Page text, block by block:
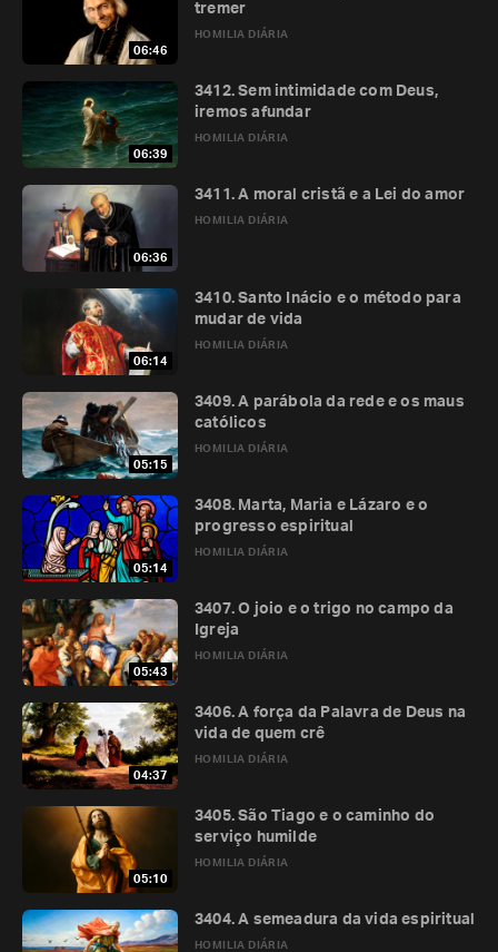
06:46
HOMILIA DIÁRIA
tremer
06:39
HOMILIA DIÁRIA
3412. Sem intimidade com Deus,
iremos afundar
06:36
HOMILIA DIÁRIA
3411. A moral cristã e a Lei do amor
06:14
HOMILIA DIÁRIA
3410. Santo Inácio e o método para
mudar de vida
05:15
HOMILIA DIÁRIA
3409. A parábola da rede e os maus
católicos
05:14
HOMILIA DIÁRIA
3408. Marta, Maria e Lázaro e o
progresso espiritual
05:43
HOMILIA DIÁRIA
3407. O joio e o trigo no campo da
Igreja
04:37
HOMILIA DIÁRIA
3406. A força da Palavra de Deus na
vida de quem crê
05:10
HOMILIA DIÁRIA
3405. São Tiago e o caminho do
serviço humilde
HOMILIA DIÁRIA
3404. A semeadura da vida espiritual